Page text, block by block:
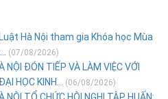
Hà Nội tham gia Khóa học Mùa
(07/08/2026)
NỘI ĐÓN TIẾP VÀ LÀM VIỆC VỚI
HỌC KINH...
(06/08/2026)